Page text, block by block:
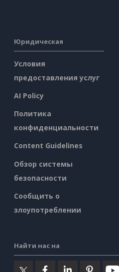
Юридическая
Условия
предоставления услуг
AI Policy
Политика
конфиденциальности
Content Guidelines
Обзор системы
безопасности
Сообщить о
злоупотреблении
Найти нас на